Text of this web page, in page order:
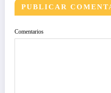
PUBLICAR
Comentarios